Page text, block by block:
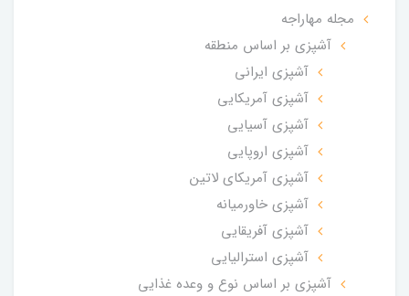
مجله مهاراجه
آشپزی بر اساس منطقه
آشپزی ایرانی
آشپزی آمریکایی
آشپزی آسیایی
آشپزی اروپایی
آشپزی آمریکای لاتین
آشپزی خاورمیانه
آشپزی آفریقایی
آشپزی استرالیایی
آشپزی بر اساس نوع و وعده غذایی